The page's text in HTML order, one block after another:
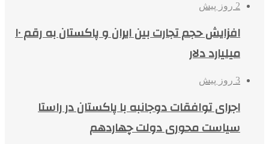
2 روز پیش
افزایش حجم تجارت بین ایران و پاکستان به رقم ۱۰
میلیارد دلار
3 روز پیش
اجرای توافقات دوجانبه با پاکستان در راستا
سیاست محوری دولت چهاردهم